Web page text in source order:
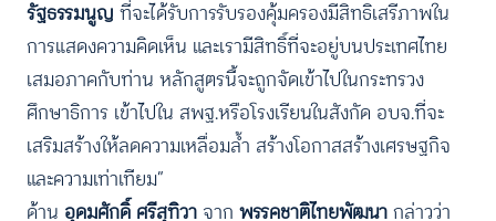
รัฐธรรมนูญ ที่จะได้รับการรับรองคุ้มครองมีสิทธิเสรีภาพใน
การแสดงความคิดเห็น และเรามีสิทธิ์ที่จะอยู่บนประเทศไทย
เสมอภาคกับท่าน หลักสูตรนี้จะถูกจัดเข้าไปในกระทรวง
ศึกษาธิการ เข้าไปใน สพฐ.หรือโรงเรียนในสังกัด อบจ.ที่จะ
เสริมสร้างให้ลดความเหลื่อมล้ำ สร้างโอกาสสร้างเศรษฐกิจ
และความเท่าเทียม”
ด้าน อุดมศักดิ์ ศรีสุทิวา จาก พรรคชาติไทยพัฒนากล่าวว่า